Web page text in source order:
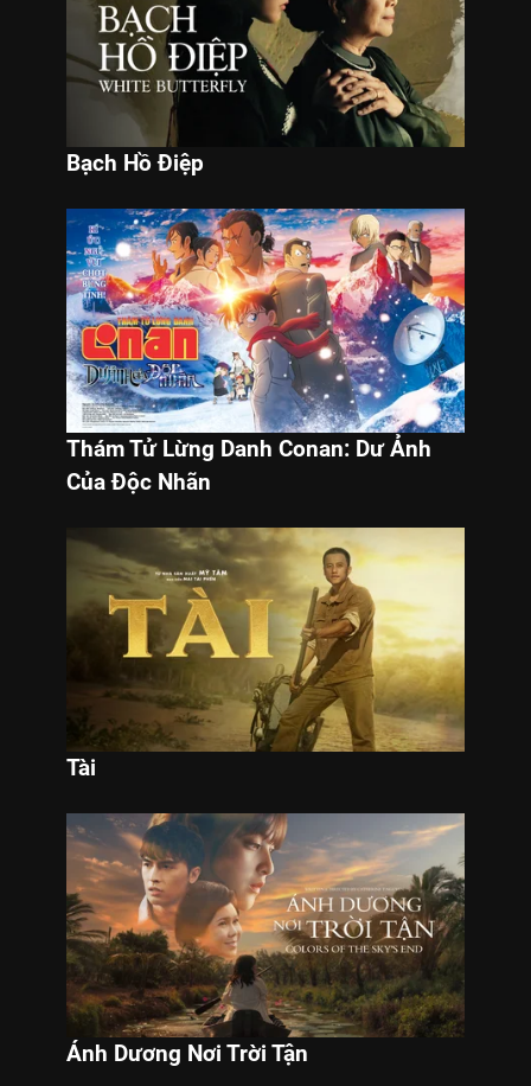
Bạch Hồ Điệp
Thám Tử Lừng Danh Conan: Dư Ảnh
Của Độc Nhãn
Tài
Ánh Dương Nơi Trời Tận